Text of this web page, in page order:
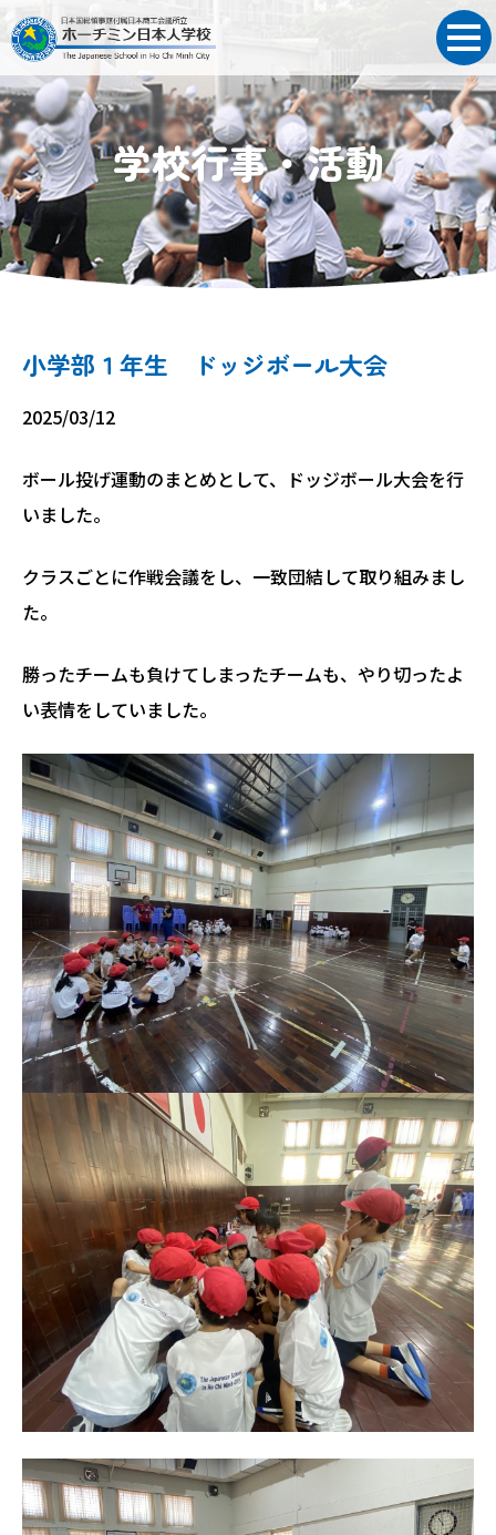
学校行事・活動
小学部１年生 ドッジボール大会
2025/03/12
ボール投げ運動のまとめとして、ドッジボール大会を行
いました。
クラスごとに作戦会議をし、一致団結して取り組みまし
た。
勝ったチームも負けてしまったチームも、やり切ったよ
い表情をしていました。